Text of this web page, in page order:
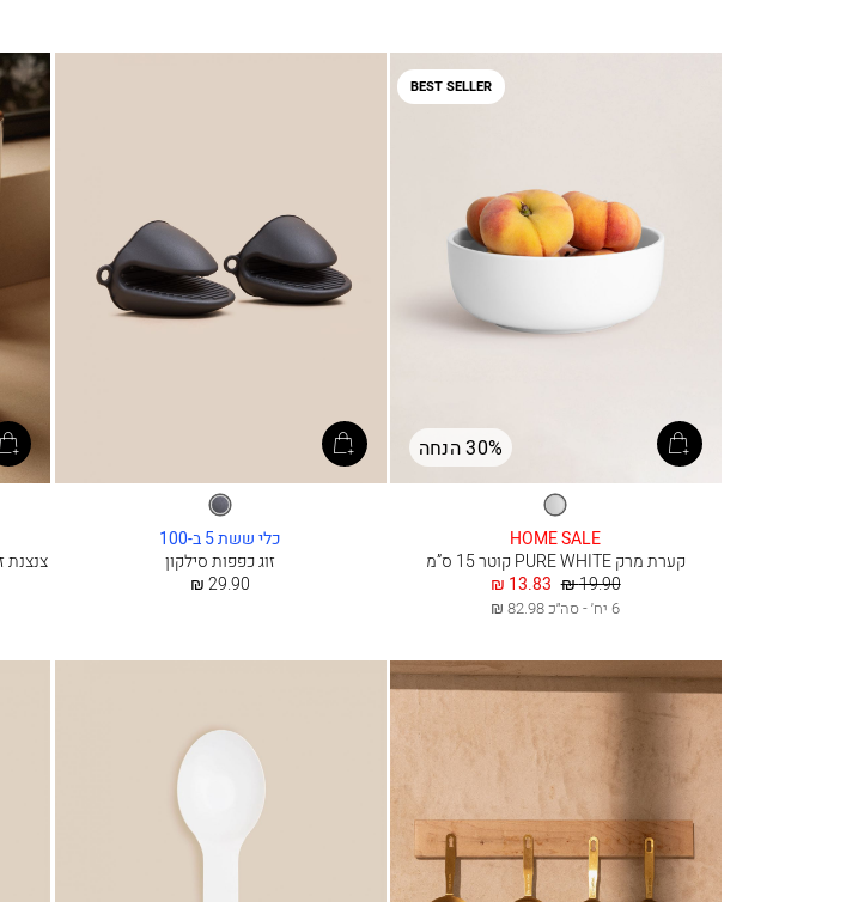
BEST SELLER
30% הנחה
לבן
HOME SALE
קערת מרק PURE WHITE קוטר 15 ס”מ
החל
מ
13.83 ₪ מחיר
רגיל
19.90 ₪
6 יח׳ - סה״כ 82.98 ₪
אפור
כהה
כלי ששת 5 ב-100
זוג כפפות סילקון
החל
29.90 ₪
צנצנת